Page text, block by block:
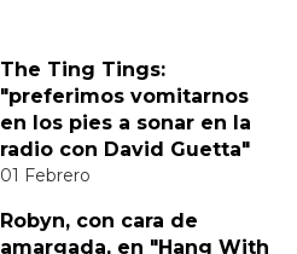
The Ting Tings:
"preferimos vomitarnos
en los pies a sonar en la
radio con David Guetta"
01 Febrero
Robyn, con cara de
amargada, en "Hang With